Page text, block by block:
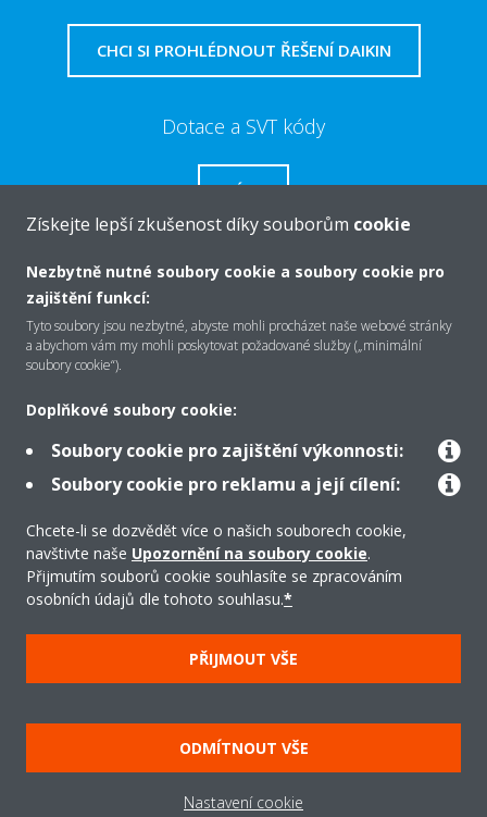
CHCI SI PROHLÉDNOUT ŘEŠENÍ DAIKIN
Dotace a SVT kódy
VÍCE
O společnosti Daikin
Řešení
Podpora
Produkty
Copyright © Daikin
Právní upozornění/Imprint
Oznámení o používání souborů cookie
Směrnice o ochraně údajů
Firemní etika
Všeobecné obchodní podmínky
Získejte lepší zkušenost díky souborům cookie
Nezbytně nutné soubory cookie a soubory cookie pro
zajištění funkcí:
Tyto soubory jsou nezbytné, abyste mohli procházet naše webové stránky
a abychom vám my mohli poskytovat požadované služby („minimální
soubory cookie“).
Doplňkové soubory cookie:
Soubory cookie pro zajištění výkonnosti:
Soubory cookie pro reklamu a její cílení:
Chcete-li se dozvědět více o našich souborech cookie,
navštivte naše Upozornění na soubory cookie.
Přijmutím souborů cookie souhlasíte se zpracováním
osobních údajů dle tohoto souhlasu.*
PŘIJMOUT VŠE
ODMÍTNOUT VŠE
Nastavení cookie